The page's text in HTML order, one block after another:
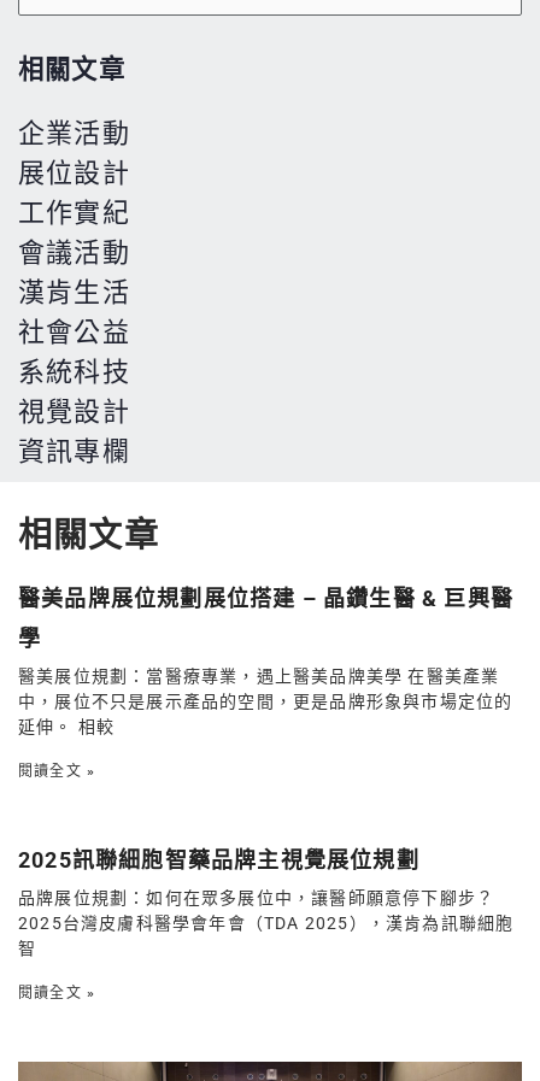
尋
關
字:
相關文章
企業活動
展位設計
工作實紀
會議活動
漢肯生活
社會公益
系統科技
視覺設計
資訊專欄
相關文章
醫美品牌展位規劃展位搭建 – 晶鑽生醫 & 巨興醫
學
醫美展位規劃：當醫療專業，遇上醫美品牌美學 在醫美產業
中，展位不只是展示產品的空間，更是品牌形象與市場定位的
延伸。 相較
閱讀全文 »
2025訊聯細胞智藥品牌主視覺展位規劃
品牌展位規劃：如何在眾多展位中，讓醫師願意停下腳步？
2025台灣皮膚科醫學會年會（TDA 2025），漢肯為訊聯細胞
智
閱讀全文 »